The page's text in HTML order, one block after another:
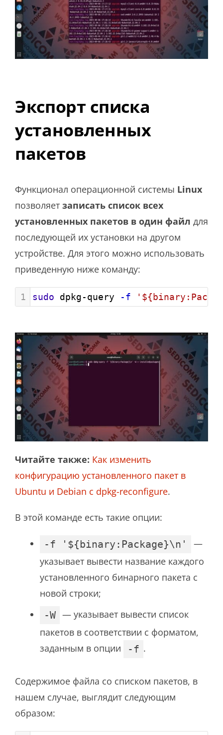
Экспорт списка
установленных
пакетов
Функционал операционной системы Linux
позволяет записать список всех
установленных пакетов в один файл для
последующей их установки на другом
устройстве. Для этого можно использовать
приведенную ниже команду:
1 sudo dpkg-query -f
Читайте также: Как изменить
конфигурацию установленного пакет в
Ubuntu и Debian с dpkg-reconfigure.
В этой команде есть такие опции:
-f '${binary:Package}\n'
—
указывает вывести название каждого
установленного бинарного пакета с
новой строки;
-W — указывает вывести список
пакетов в соответствии с форматом,
заданным в опции
-f .
Содержимое файла со списком пакетов, в
нашем случае, выглядит следующим
образом: